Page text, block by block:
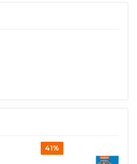
41%